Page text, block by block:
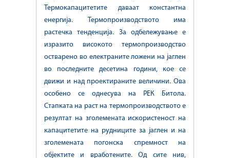
Термокапацитетите даваат константна
енергија. Термопроизводството има
растечка тенденција. За одбележување е
изразито високото термопроизводство
остварено во електраните ложени на јаглен
во последните десетина години, кое се
движи и над проектираните величини. Ова
особено се однесува на РЕК Битола.
Стапката на раст на термопроизводството е
резултат на зголемената искористеност на
капацитетите на рудниците за јаглен и на
зголемената погонска спремност на
објектите и вработените. Од сите нив,